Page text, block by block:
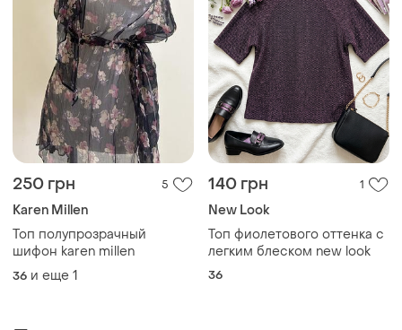
250 грн 5
Karen Millen
Топ полупрозрачный
шифон karen millen
36 и еще 1
140 грн 1
New Look
Топ фиолетового оттенка с
легким блеском new look
36